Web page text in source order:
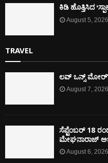
ಕಿಡಿ‌‌ ಹೊತ್ತಿಸಿದ
August 5, 2026
TRAVEL
ಲವ್ ಒನ್ಸ್ ಮೋರ್’
August 7, 2026
ಸೆಪ್ಟೆಂಬರ್ 18
ಮೇಘನಾರಾಜ್
August 6, 2026